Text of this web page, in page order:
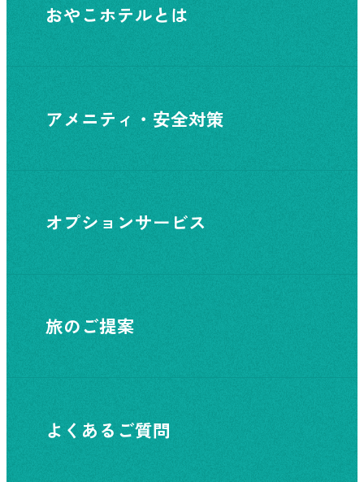
おやこホテルとは
アメニティ・安全対策
オプションサービス
旅のご提案
よくあるご質問